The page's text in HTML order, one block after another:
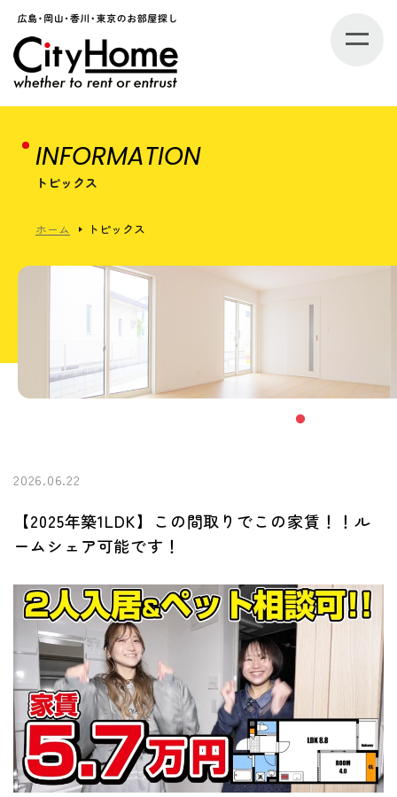
INFORMATION
トピックス
ホーム トピックス
2026.06.22
【2025年築1LDK】この間取りでこの家賃！！ル
ームシェア可能です！